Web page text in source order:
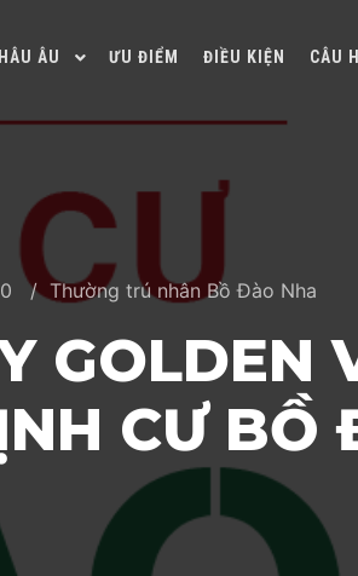
ÂU ƯU ĐIỂM ĐIỀU KIỆN CÂU
Thường trú nhân Bồ Đào Nha
GOLDEN
CƯ BỒ